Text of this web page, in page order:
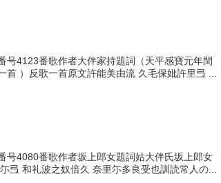
4123番歌作者大伴家持題詞（天平感寶元年閏
）反歌一首原文許能美由流 久毛保妣許里弖 ...
4080番歌作者坂上郎女題詞姑大伴氏坂上郎女
和礼波之奴倍久 奈里尓多良受也訓読常人の...